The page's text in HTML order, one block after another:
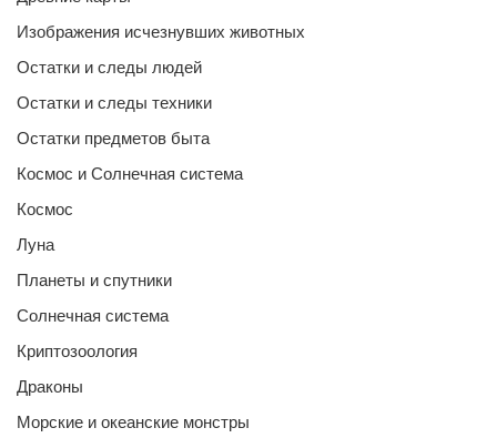
Изображения исчезнувших животных
Остатки и следы людей
Остатки и следы техники
Остатки предметов быта
Космос и Солнечная система
Космос
Луна
Планеты и спутники
Солнечная система
Криптозоология
Драконы
Морские и океанские монстры